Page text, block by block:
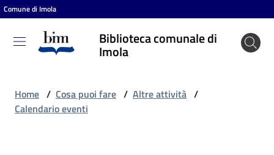
Vai al contenuto
Vai alla navigazione
Vai al footer
Comune di Imola
Biblioteca comunale di
Imola
Biblioteca
comunale
Home / Cosa puoi fare / Altre attività /
Calendario eventi